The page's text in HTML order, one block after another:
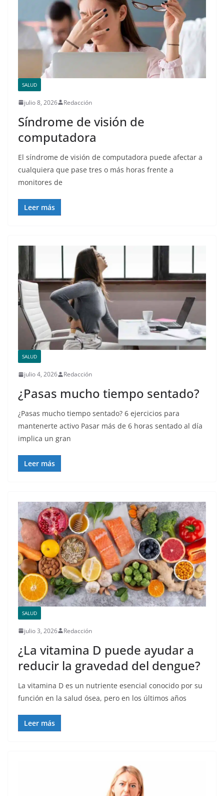
SALUD
julio 8, 2026 Redacción
Síndrome de visión de
computadora
El síndrome de visión de computadora puede afectar a
cualquiera que pase tres o más horas frente a
monitores de
Leer más
SALUD
julio 4, 2026 Redacción
¿Pasas mucho tiempo sentado?
¿Pasas mucho tiempo sentado? 6 ejercicios para
mantenerte activo Pasar más de 6 horas sentado al día
implica un gran
Leer más
SALUD
julio 3, 2026 Redacción
¿La vitamina D puede ayudar a
reducir la gravedad del dengue?
La vitamina D es un nutriente esencial conocido por su
función en la salud ósea, pero en los últimos años
Leer más